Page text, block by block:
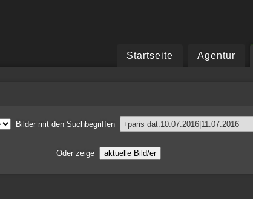
Startseite Agentur
Bilder mit den Suchbegriffen
Oder zeige